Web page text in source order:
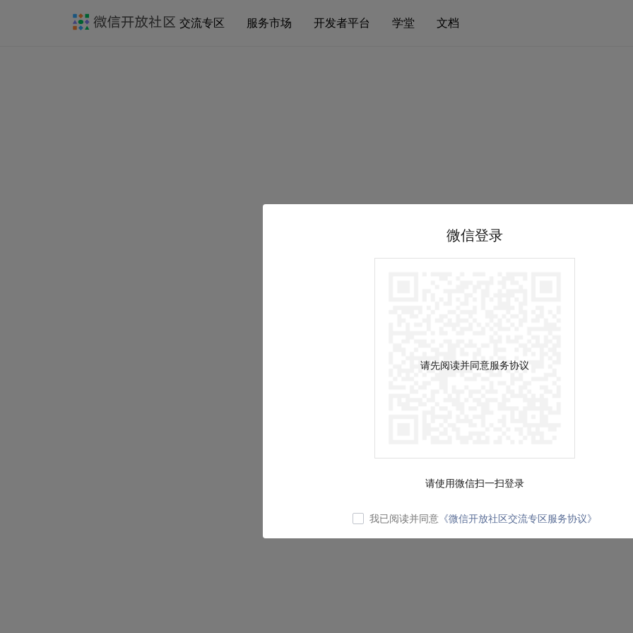
交流专区 服务市场 开发者平台 学堂 文档
微信登录
请先阅读并同意服务协议
请使用微信扫一扫登录
我已阅读并同意 《微信开放社区交流专区服务协议》